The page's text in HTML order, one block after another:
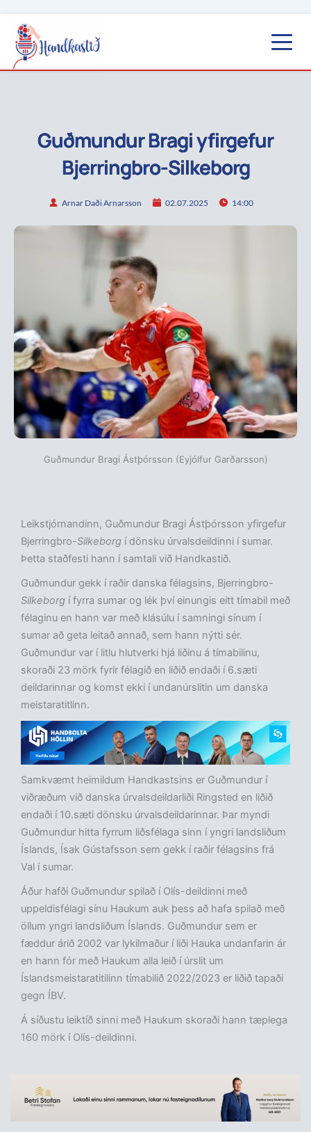
Guðmundur Bragi yfirgefur
Bjerringbro-Silkeborg
Arnar Daði Arnarsson 02.07.2025 14:00
Guðmundur Bragi Ástþórsson (Eyjólfur Garðarsson)
Leikstjórnandinn, Guðmundur Bragi Ástþórsson yfirgefur
Bjerringbro-Silkeborg í dönsku úrvalsdeildinni í sumar.
Þetta staðfesti hann í samtali við Handkastið.
Guðmundur gekk í raðir danska félagsins, Bjerringbro-
Silkeborg í fyrra sumar og lék því einungis eitt tímabil með
félaginu en hann var með klásúlu í samningi sínum í
sumar að geta leitað annað, sem hann nýtti sér.
Guðmundur var í litlu hlutverki hjá liðinu á tímabilinu,
skoraði 23 mörk fyrir félagið en liðið endaði í 6.sæti
deildarinnar og komst ekki í undanúrslitin um danska
meistaratitlinn.
Samkvæmt heimildum Handkastsins er Guðmundur í
viðræðum við danska úrvalsdeildarliði Ringsted en liðið
endaði í 10.sæti dönsku úrvalsdeildarinnar. Þar myndi
Guðmundur hitta fyrrum liðsfélaga sinn í yngri landsliðum
Íslands, Ísak Gústafsson sem gekk í raðir félagsins frá
Val í sumar.
Áður hafði Guðmundur spilað í Olís-deildinni með
uppeldisfélagi sínu Haukum auk þess að hafa spilað með
öllum yngri landsliðum Íslands. Guðmundur sem er
fæddur árið 2002 var lykilmaður í liði Hauka undanfarin ár
en hann fór með Haukum alla leið í úrslit um
Íslandsmeistaratitilinn tímabilið 2022/2023 er liðið tapaði
gegn ÍBV.
Á síðustu leiktíð sinni með Haukum skoraði hann tæplega
160 mörk í Olís-deildinni.